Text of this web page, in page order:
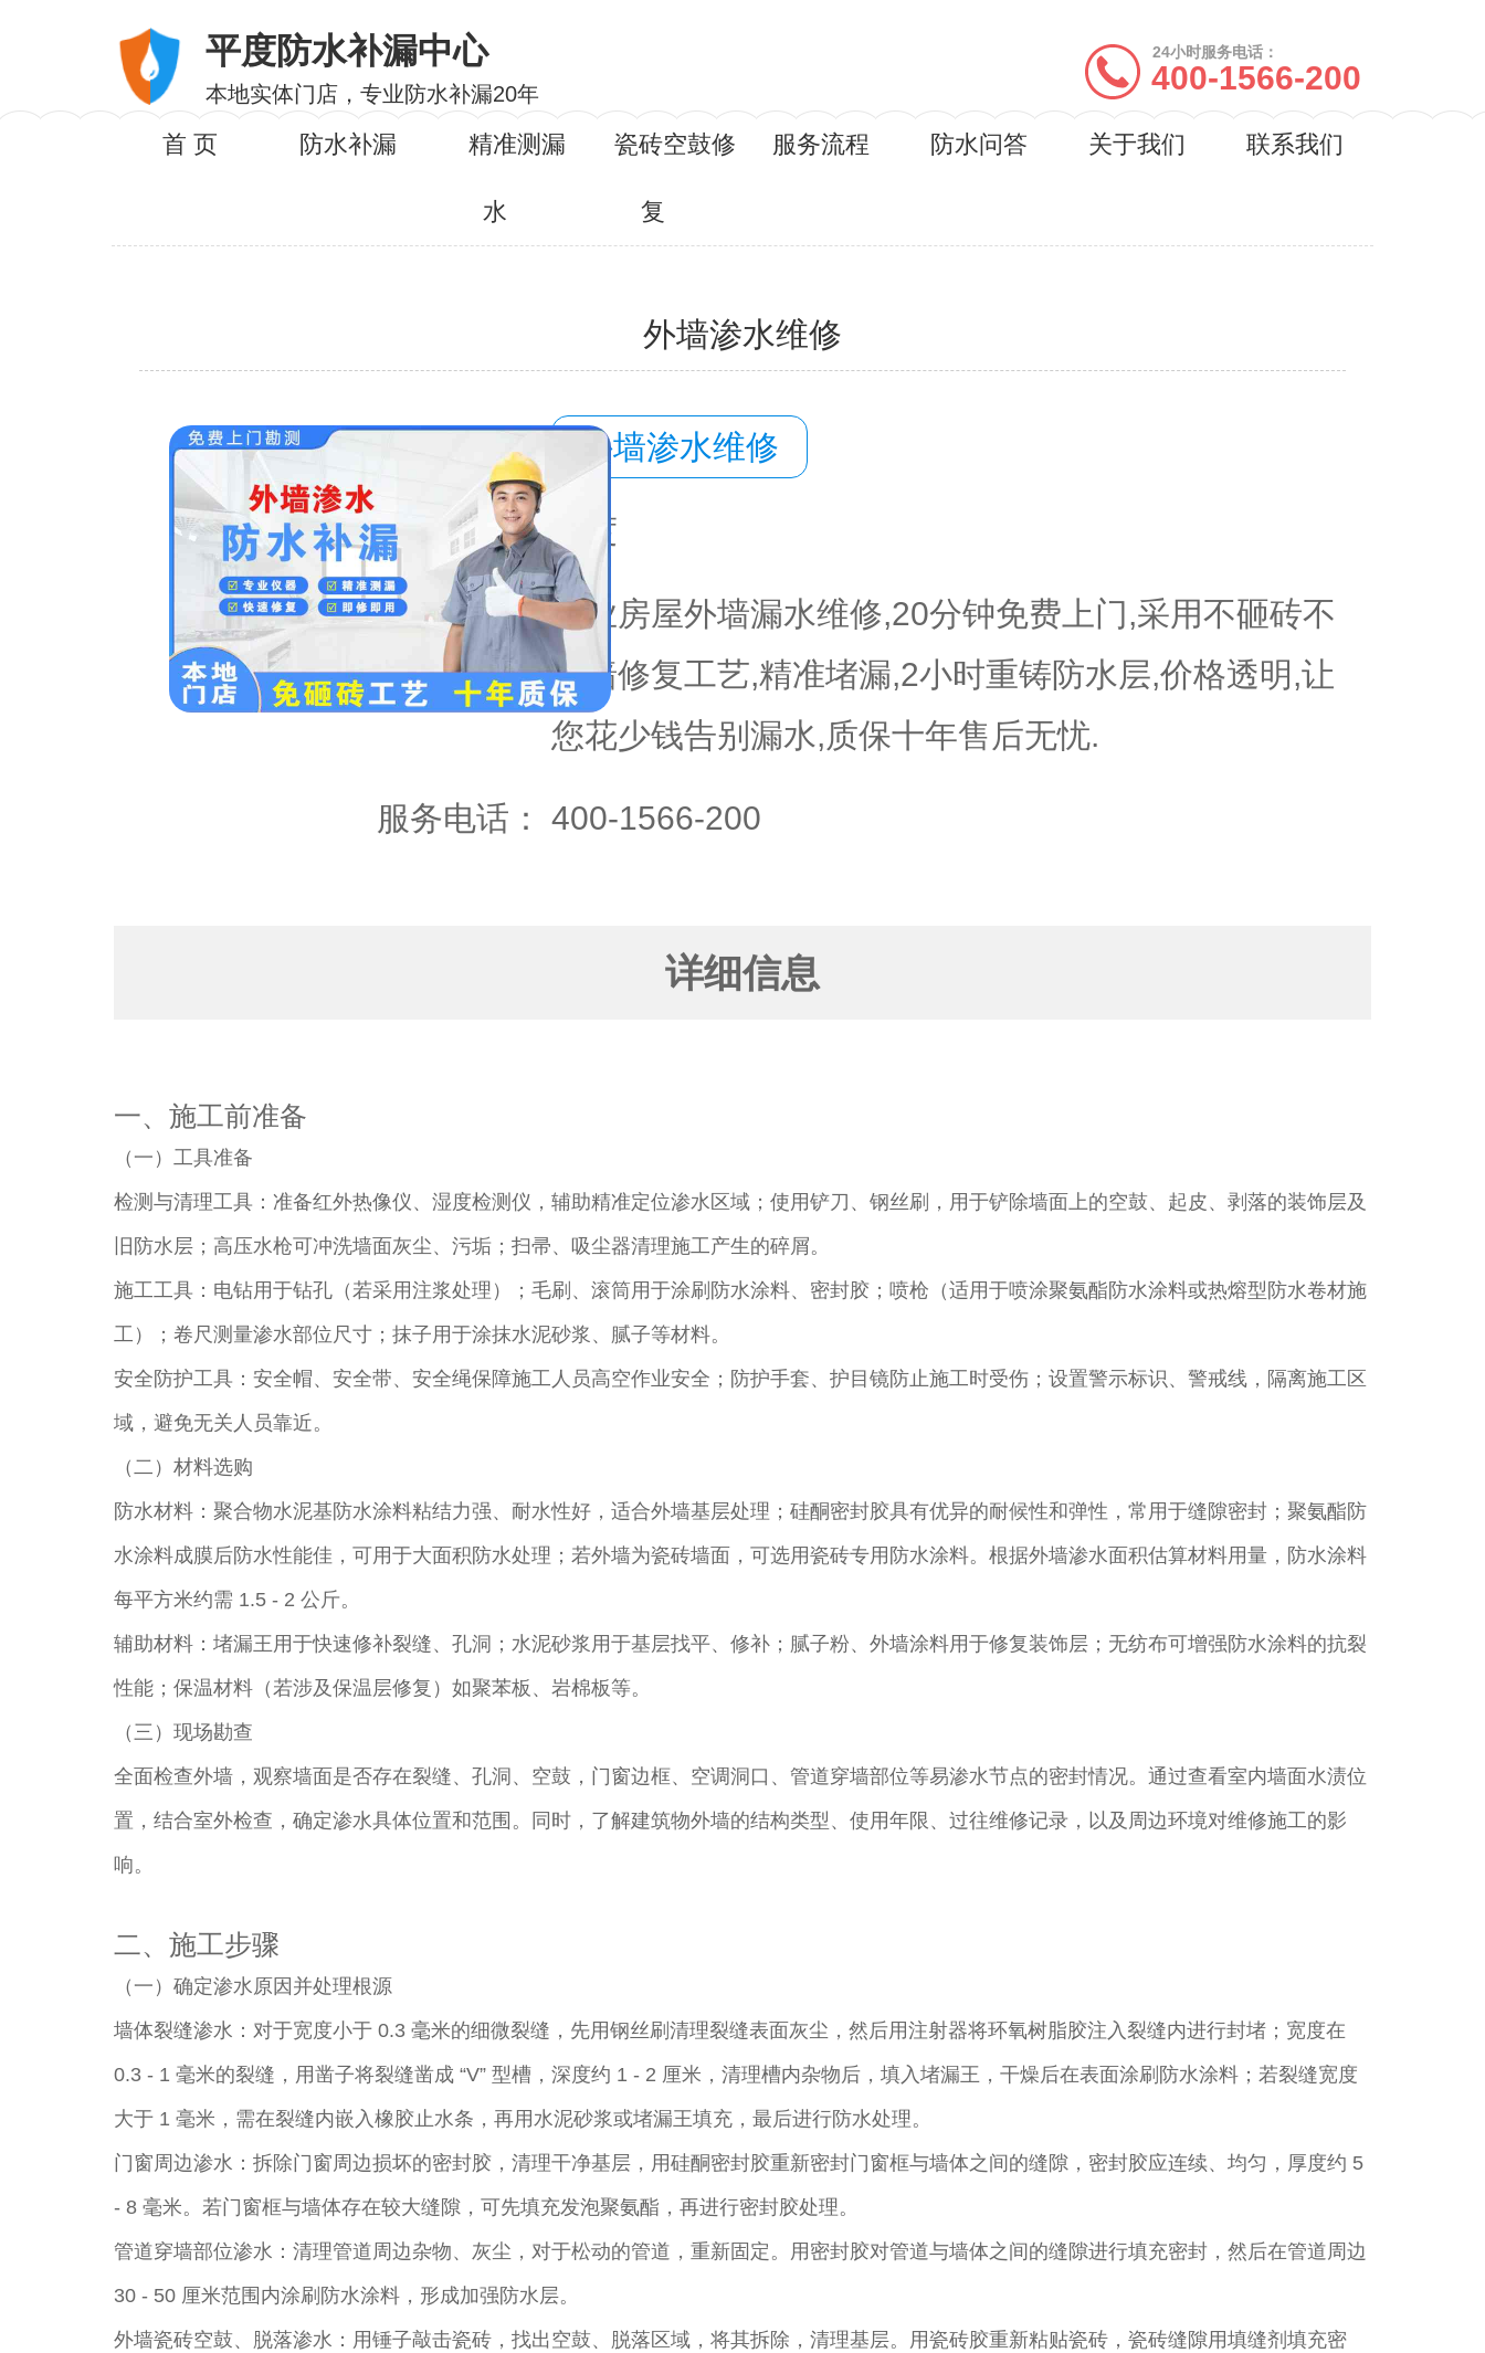
平度防水补漏中心
本地实体门店，专业防水补漏20年
24小时服务电话：
400-1566-200
首 页 防水补漏 精准测漏
水
瓷砖空鼓修
复
服务流程 防水问答 关于我们 联系我们
外墙渗水维修
服务内容： 外墙渗水维修
服务区域： 平度
内容：
专业房屋外墙漏水维修,20分钟免费上门,采用不砸砖不
拆墙修复工艺,精准堵漏,2小时重铸防水层,价格透明,让
您花少钱告别漏水,质保十年售后无忧.
服务电话： 400-1566-200
详细信息
一、施工前准备​
（一）工具准备​
检测与清理工具：准备红外热像仪、湿度检测仪，辅助精准定位渗水区域；使用铲刀、钢丝刷，用于铲除墙面上的空鼓、起皮、剥落的装饰层及
旧防水层；高压水枪可冲洗墙面灰尘、污垢；扫帚、吸尘器清理施工产生的碎屑。​
施工工具：电钻用于钻孔（若采用注浆处理）；毛刷、滚筒用于涂刷防水涂料、密封胶；喷枪（适用于喷涂聚氨酯防水涂料或热熔型防水卷材施
工）；卷尺测量渗水部位尺寸；抹子用于涂抹水泥砂浆、腻子等材料。​
安全防护工具：安全帽、安全带、安全绳保障施工人员高空作业安全；防护手套、护目镜防止施工时受伤；设置警示标识、警戒线，隔离施工区
域，避免无关人员靠近。​
（二）材料选购​
防水材料：聚合物水泥基防水涂料粘结力强、耐水性好，适合外墙基层处理；硅酮密封胶具有优异的耐候性和弹性，常用于缝隙密封；聚氨酯防
水涂料成膜后防水性能佳，可用于大面积防水处理；若外墙为瓷砖墙面，可选用瓷砖专用防水涂料。根据外墙渗水面积估算材料用量，防水涂料
每平方米约需 1.5 - 2 公斤。​
辅助材料：堵漏王用于快速修补裂缝、孔洞；水泥砂浆用于基层找平、修补；腻子粉、外墙涂料用于修复装饰层；无纺布可增强防水涂料的抗裂
性能；保温材料（若涉及保温层修复）如聚苯板、岩棉板等。​
（三）现场勘查​
全面检查外墙，观察墙面是否存在裂缝、孔洞、空鼓，门窗边框、空调洞口、管道穿墙部位等易渗水节点的密封情况。通过查看室内墙面水渍位
置，结合室外检查，确定渗水具体位置和范围。同时，了解建筑物外墙的结构类型、使用年限、过往维修记录，以及周边环境对维修施工的影
响。​
二、施工步骤​
（一）确定渗水原因并处理根源​
墙体裂缝渗水：对于宽度小于 0.3 毫米的细微裂缝，先用钢丝刷清理裂缝表面灰尘，然后用注射器将环氧树脂胶注入裂缝内进行封堵；宽度在
0.3 - 1 毫米的裂缝，用凿子将裂缝凿成 “V” 型槽，深度约 1 - 2 厘米，清理槽内杂物后，填入堵漏王，干燥后在表面涂刷防水涂料；若裂缝宽度
大于 1 毫米，需在裂缝内嵌入橡胶止水条，再用水泥砂浆或堵漏王填充，最后进行防水处理。​
门窗周边渗水：拆除门窗周边损坏的密封胶，清理干净基层，用硅酮密封胶重新密封门窗框与墙体之间的缝隙，密封胶应连续、均匀，厚度约 5
- 8 毫米。若门窗框与墙体存在较大缝隙，可先填充发泡聚氨酯，再进行密封胶处理。​
管道穿墙部位渗水：清理管道周边杂物、灰尘，对于松动的管道，重新固定。用密封胶对管道与墙体之间的缝隙进行填充密封，然后在管道周边
30 - 50 厘米范围内涂刷防水涂料，形成加强防水层。​
外墙瓷砖空鼓、脱落渗水：用锤子敲击瓷砖，找出空鼓、脱落区域，将其拆除，清理基层。用瓷砖胶重新粘贴瓷砖，瓷砖缝隙用填缝剂填充密